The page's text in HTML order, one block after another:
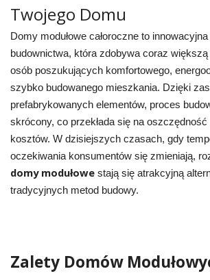
Twojego Domu
Domy modułowe całoroczne to
budownictwa, która zdobywa coraz
osób poszukujących komfortowego,
szybko budowanego mieszkania. Dzięki
prefabrykowanych elementów, proces
skrócony, co przekłada się na
kosztów. W dzisiejszych czasach, gdy
oczekiwania konsumentów się zmieniają,
domy modułowestają się atrakcyjną
tradycyjnych metod budowy.
Zalety Domów